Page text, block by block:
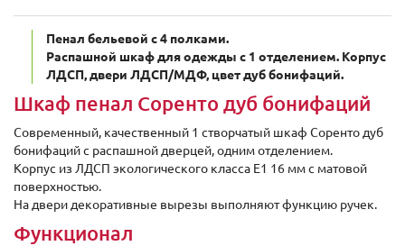
Пенал бельевой с 4 полками.
Распашной шкаф для одежды с 1 отделением. Корпус
ЛДСП, двери ЛДСП/МДФ, цвет дуб бонифаций.
Шкаф пенал Соренто дуб бонифаций
Современный, качественный 1 створчатый шкаф Соренто дуб
бонифаций с распашной дверцей, одним отделением.
Корпус из ЛДСП экологического класса Е1 16 мм с матовой
поверхностью.
На двери декоративные вырезы выполняют функцию ручек.
Функционал